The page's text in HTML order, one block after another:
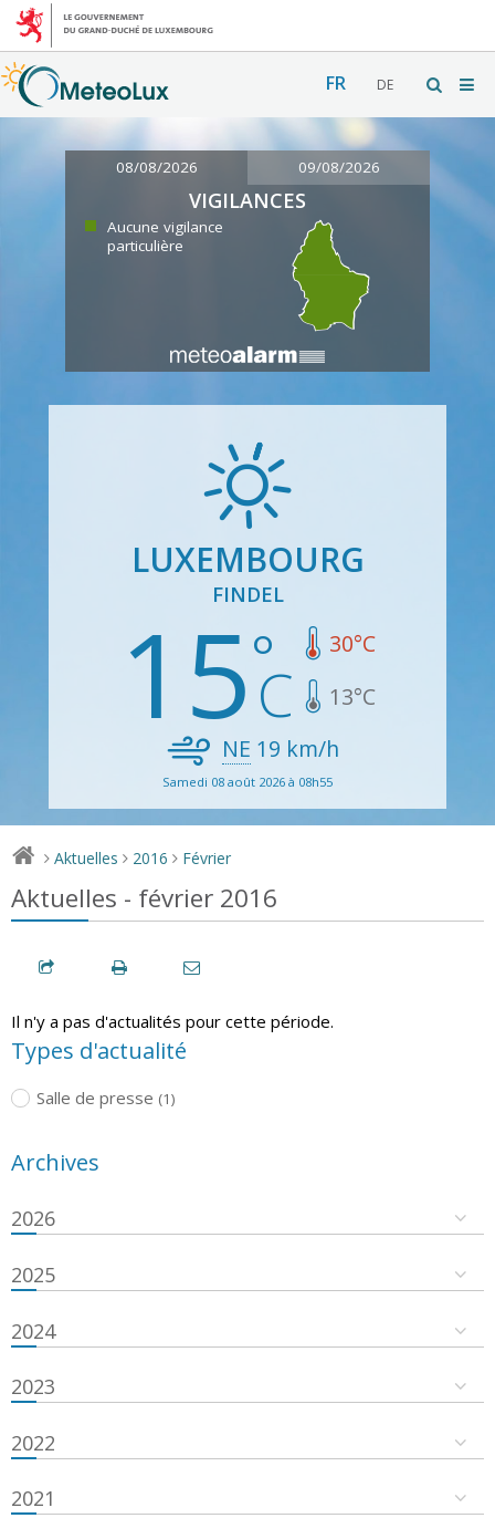
FR DE
08/08/2026 09/08/2026
VIGILANCES
Aucune vigilance
particulière
LUXEMBOURG
FINDEL
15 30°C
13°C
NE 19 km/h
Samedi 08 août 2026 à 08h55
> Aktuelles > 2016 > Février
Aktuelles - février 2016
Il n'y a pas d'actualités pour cette période.
Types d'actualité
Salle de presse (1)
Archives
2026
2025
2024
2023
2022
2021